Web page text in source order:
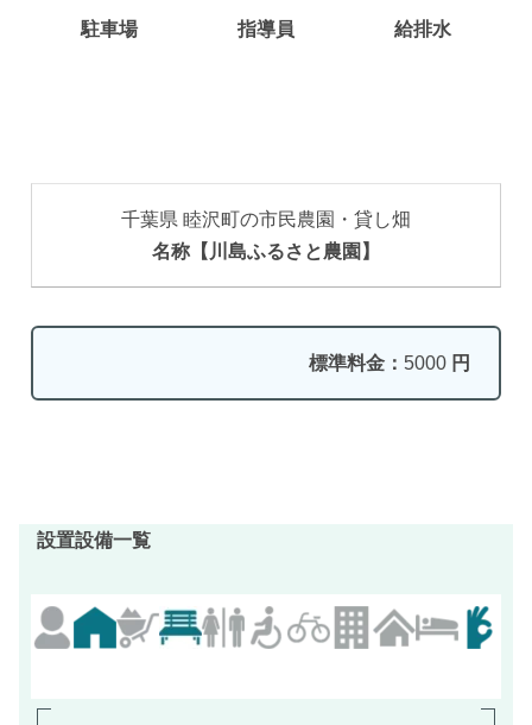
駐車場 指導員 給排水
千葉県 睦沢町の市民農園・貸し畑
名称【川島ふるさと農園】
標準料金： 5000 円
設置設備一覧